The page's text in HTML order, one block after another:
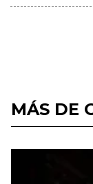
MÁS DE